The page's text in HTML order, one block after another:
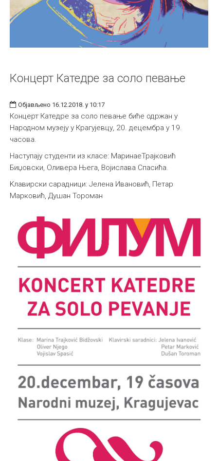
Концерт Катедре за соло певање
Објављено 16.12.2018. у 10:17
Концерт Катедре за соло певање биће одржан у
Народном музеју у Крагујевцу, 20. децембра у 19.
часова.
Наступају студенти из класе: МаринаеТрајковић
Биџовски, Оливера Њега, Војислава Спасића.
Kлавирски сарадници: Јелена Ивановић, Петар
Марковић, Душан Тороман